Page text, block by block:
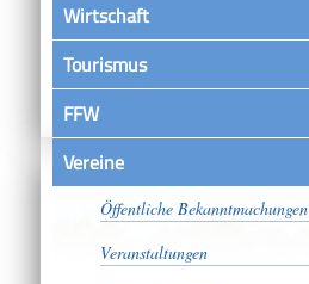
Wirtschaft
Tourismus
FFW
VereineSatzungen
Öffentliche Bekanntmachungen
Veranstaltungen